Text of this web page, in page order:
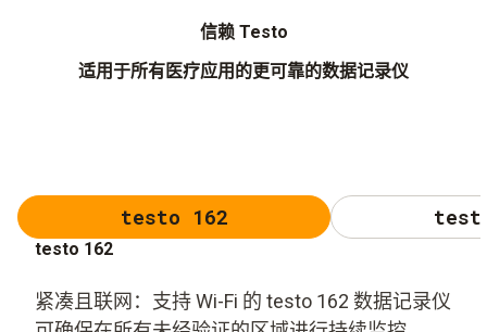
信赖 Testo
适用于所有医疗应用的更可靠的数据记录仪
testo 162
testo 162
紧凑且联网：支持 Wi-Fi 的 testo 162 数据记录仪